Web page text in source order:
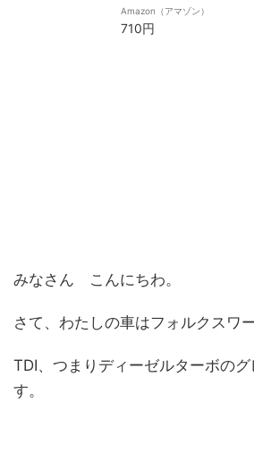
Amazon（アマゾン）
710円
みなさん こんにちわ。
さて、わたしの車はフォルクスワ
TDI、つまりディーゼルターボの
す。